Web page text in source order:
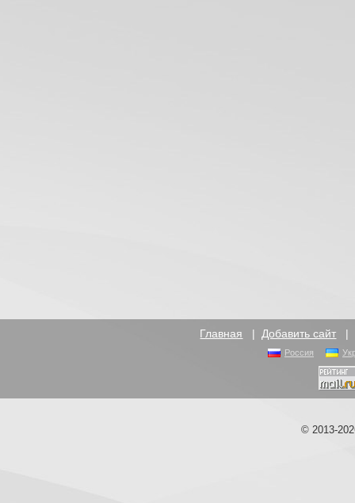
Главная | Добавить сайт |
Россия
© 2013-